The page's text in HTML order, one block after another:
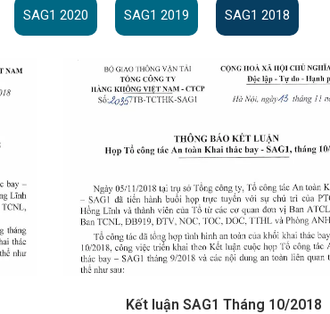
SAG1 2020 SAG1 2019 SAG1 2018
Kết luận SAG1 Tháng 10/2018